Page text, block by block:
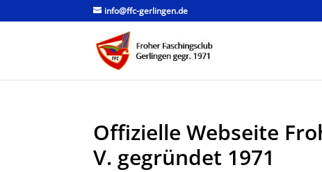
info@ffc-gerlingen.de
Offizielle Webseite
V. gegründet 1971